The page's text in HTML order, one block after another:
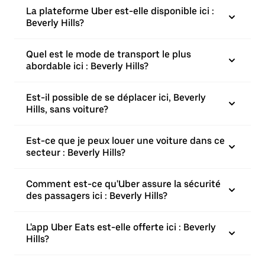
La plateforme Uber est-elle disponible ici :
Beverly Hills?
Quel est le mode de transport le plus
abordable ici : Beverly Hills?
Est-il possible de se déplacer ici, Beverly
Hills, sans voiture?
Est-ce que je peux louer une voiture dans ce
secteur : Beverly Hills?
Comment est-ce qu'Uber assure la sécurité
des passagers ici : Beverly Hills?
L'app Uber Eats est-elle offerte ici : Beverly
Hills?